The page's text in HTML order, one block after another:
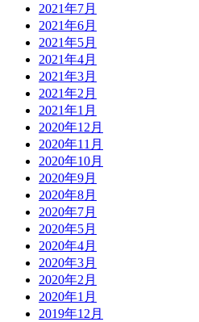
2021年7月
2021年6月
2021年5月
2021年4月
2021年3月
2021年2月
2021年1月
2020年12月
2020年11月
2020年10月
2020年9月
2020年8月
2020年7月
2020年5月
2020年4月
2020年3月
2020年2月
2020年1月
2019年12月